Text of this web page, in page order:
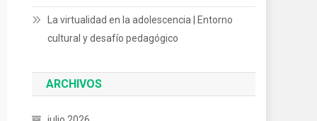
La virtualidad en la adolescencia | Entorno
cultural y desafío pedagógico
ARCHIVOS